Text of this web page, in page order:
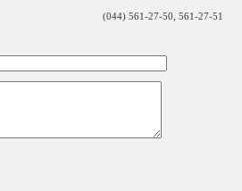
(044) 561-27-50, 561-27-51